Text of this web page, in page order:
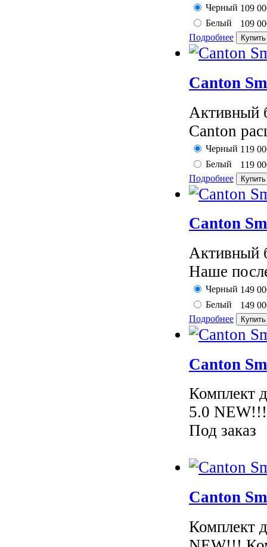
Черный 109
Белый
109
Подробнее
Canton
Активный
Canton
Черный 119
Белый
119
Подробнее
Canton
Активный
Наше
Черный 149
Белый
149
Подробнее
Canton
Комплект
5.0
Под заказ
Canton
Комплект